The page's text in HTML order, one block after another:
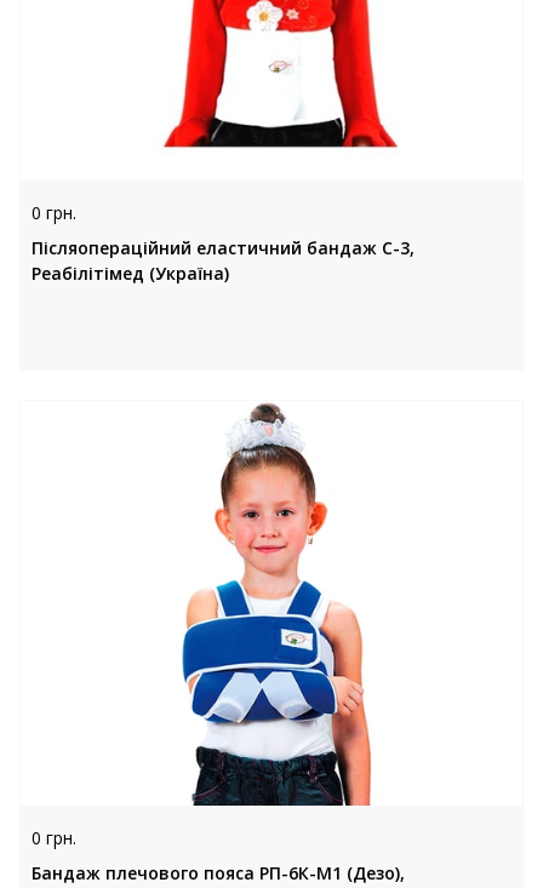
0 грн.
Післяопераційний еластичний бандаж С-3,
Реабілітімед (Україна)
0 грн.
Бандаж плечового пояса РП-6К-М1 (Дезо),